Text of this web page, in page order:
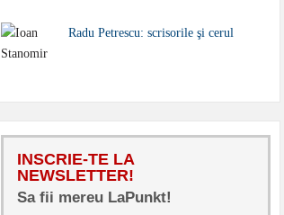
Radu Petrescu: scrisorile şi cerul
INSCRIE-TE LA
NEWSLETTER!
Sa fii mereu LaPunkt!